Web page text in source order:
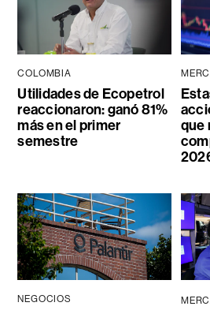
COLOMBIA
Utilidades de Ecopetrol
reaccionaron: ganó 81%
más en el primer
semestre
que
NEGOCIOS